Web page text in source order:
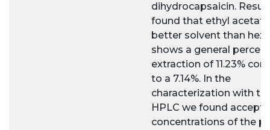
dihydrocapsaicin.
found that ethyl
better solvent than
shows a general
extraction of 11.23%
to a 7.14%. In the
characterization with
HPLC we found
concentrations of the